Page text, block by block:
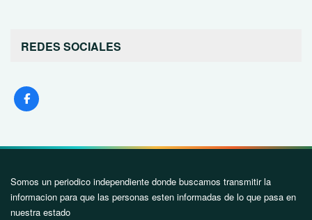
REDES SOCIALES
Somos un periodico independiente donde buscamos transmitir la
informacion para que las personas esten informadas de lo que pasa en
nuestra estado